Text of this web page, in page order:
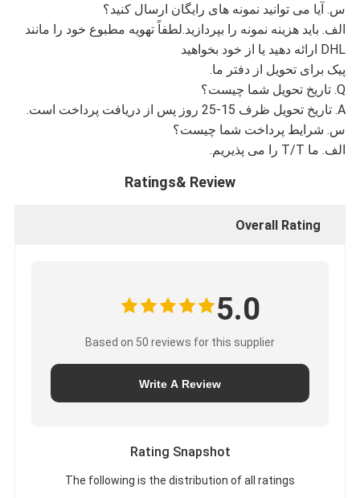
س. آیا می توانید نمونه های رایگان ارسال کنید؟
الف. باید هزینه نمونه را بپردازید.لطفاً تهویه مطبوع خود را مانند
DHL ارائه دهید یا از خود بخواهید
پیک برای تحویل از دفتر ما.
Q. تاریخ تحویل شما چیست؟
A. تاریخ تحویل ظرف 15-25 روز پس از دریافت پرداخت است.
س. شرایط پرداخت شما چیست؟
الف. ما T/T را می پذیریم.
Ratings& Review
Overall Rating
5.0
Based on 50 reviews for this supplier
Write A Review
Rating Snapshot
The following is the distribution of all ratings